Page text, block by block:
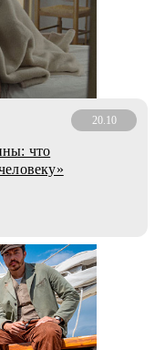
20.10
что